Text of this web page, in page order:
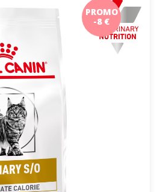
PROMO
-8 €